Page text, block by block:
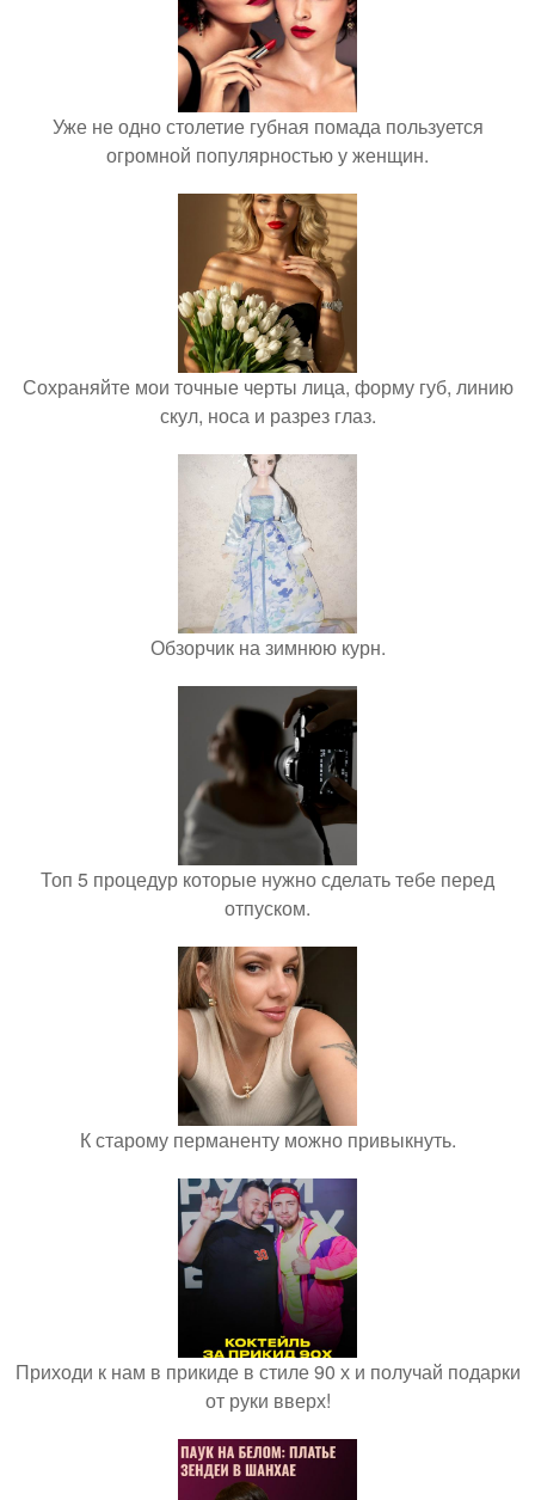
Уже не одно столетие губная помада пользуется
огромной популярностью у женщин.
Сохраняйте мои точные черты лица, форму губ, линию
скул, носа и разрез глаз.
Обзорчик на зимнюю курн.
Топ 5 процедур которые нужно сделать тебе перед
отпуском.
К старому перманенту можно привыкнуть.
Приходи к нам в прикиде в стиле 90 х и получай подарки
от руки вверх!